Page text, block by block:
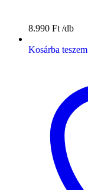
8.990 Ft
Kosárba teszem